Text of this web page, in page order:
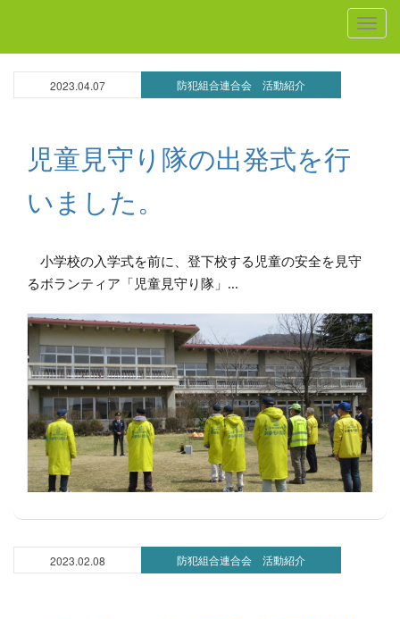
2023.04.07 防犯組合連合会 活動紹介
児童見守り隊の出発式を行
いました。
小学校の入学式を前に、登下校する児童の安全を見守
るボランティア「児童見守り隊」...
2023.02.08 防犯組合連合会 活動紹介